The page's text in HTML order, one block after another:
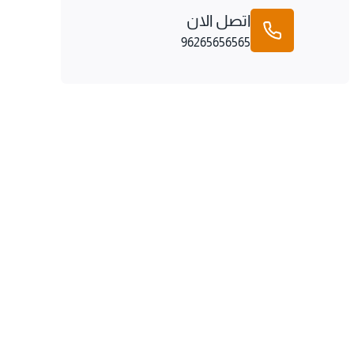
اتصل الان
96265656565